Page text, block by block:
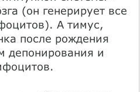
(он генерирует все
А тимус,
после рождения
депонирования и